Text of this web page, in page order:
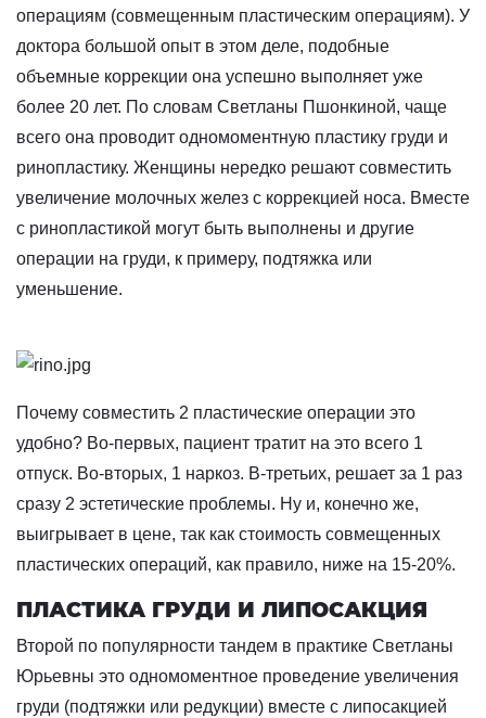
операциям (совмещенным пластическим операциям). У
доктора большой опыт в этом деле, подобные
объемные коррекции она успешно выполняет уже
более 20 лет. По словам Светланы Пшонкиной, чаще
всего она проводит одномоментную пластику груди и
ринопластику. Женщины нередко решают совместить
увеличение молочных желез с коррекцией носа. Вместе
с ринопластикой могут быть выполнены и другие
операции на груди, к примеру, подтяжка или
уменьшение.
Почему совместить 2 пластические операции это
удобно? Во-первых, пациент тратит на это всего 1
отпуск. Во-вторых, 1 наркоз. В-третьих, решает за 1 раз
сразу 2 эстетические проблемы. Ну и, конечно же,
выигрывает в цене, так как стоимость совмещенных
пластических операций, как правило, ниже на 15-20%.
ПЛАСТИКА ГРУДИ И ЛИПОСАКЦИЯ
Второй по популярности тандем в практике Светланы
Юрьевны это одномоментное проведение увеличения
груди (подтяжки или редукции) вместе с липосакцией